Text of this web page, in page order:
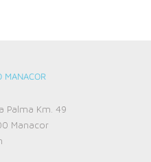
MANACOR
Palma Km. 49
Manacor